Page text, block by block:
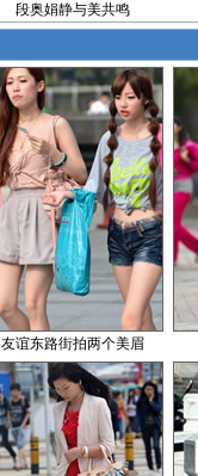
段奥娟静与美共鸣
友谊东路街拍两个美眉